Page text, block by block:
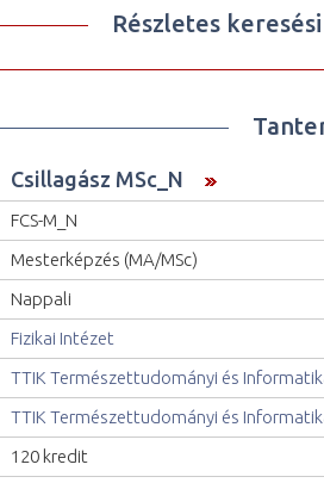
Részletes
Csillagász MSc_N
FCS-M_N
Mesterképzés (MA/MSc)
Nappali
Fizikai Intézet
TTIK Természettudományi és
TTIK Természettudományi és
120 kredit